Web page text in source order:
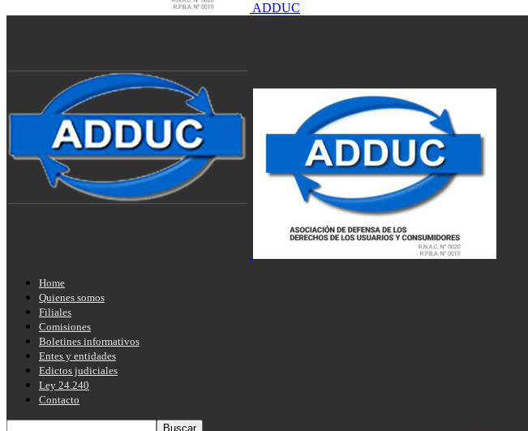
ADDUC
Home
Quienes somos
Filiales
Comisiones
Boletines informativos
Entes y entidades
Edictos judiciales
Ley 24.240
Contacto